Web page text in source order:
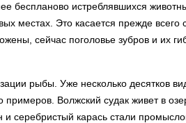
беспланово истреблявшихся
местах. Это касается прежде всего
сейчас поголовье зубров и их
рыбы. Уже несколько десятков
примеров. Волжский судак живет в
и серебристый карась стали